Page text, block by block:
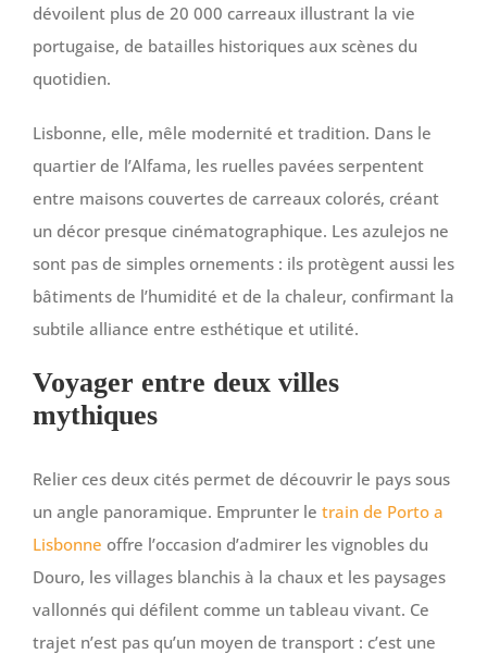
dévoilent plus de 20 000 carreaux illustrant la vie
portugaise, de batailles historiques aux scènes du
quotidien.
Lisbonne, elle, mêle modernité et tradition. Dans le
quartier de l’Alfama, les ruelles pavées serpentent
entre maisons couvertes de carreaux colorés, créant
un décor presque cinématographique. Les azulejos ne
sont pas de simples ornements : ils protègent aussi les
bâtiments de l’humidité et de la chaleur, confirmant la
subtile alliance entre esthétique et utilité.
Voyager entre deux villes
mythiques
Relier ces deux cités permet de découvrir le pays sous
un angle panoramique. Emprunter le train de Porto a
Lisbonne offre l’occasion d’admirer les vignobles du
Douro, les villages blanchis à la chaux et les paysages
vallonnés qui défilent comme un tableau vivant. Ce
trajet n’est pas qu’un moyen de transport : c’est une